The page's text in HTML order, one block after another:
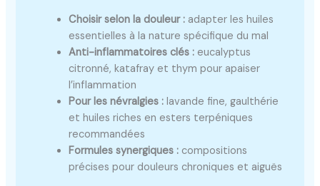
Choisir selon la douleur : adapter les huiles
essentielles à la nature spécifique du mal
Anti-inflammatoires clés : eucalyptus
citronné, katafray et thym pour apaiser
l’inflammation
Pour les névralgies : lavande fine, gaulthérie
et huiles riches en esters terpéniques
recommandées
Formules synergiques : compositions
précises pour douleurs chroniques et aiguës